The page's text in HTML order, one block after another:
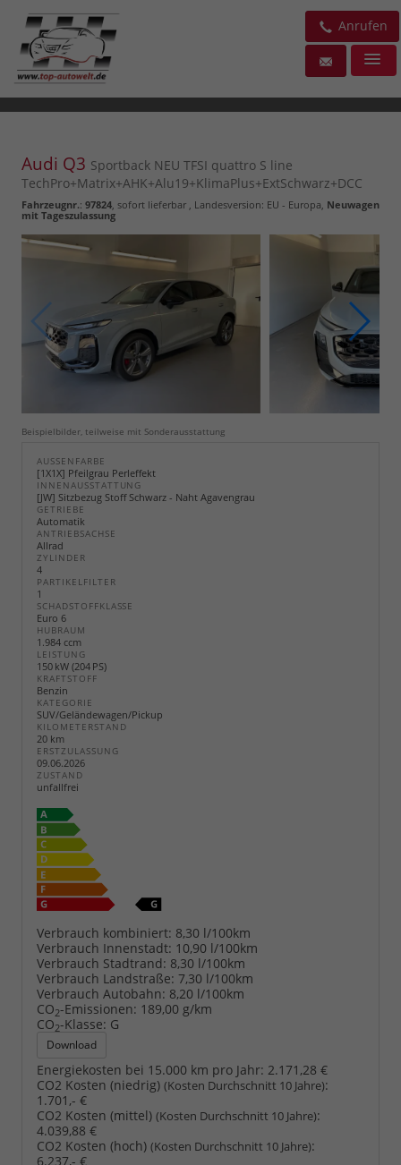
Anrufen
Audi Q3 Sportback NEU TFSI quattro S line
TechPro+Matrix+AHK+Alu19+KlimaPlus+ExtSchwarz+DCC
Fahrzeugnr.: 97824 sofort lieferbar , Landesversion: EU - Europa, Neuwagen
mit Tageszulassung
Beispielbilder, teilweise mit Sonderausstattung
AUSSENFARBE
[1X1X] Pfeilgrau Perleffekt
INNENAUSSTATTUNG
[JW] Sitzbezug Stoff Schwarz - Naht Agavengrau
GETRIEBE
Automatik
ANTRIEBSACHSE
Allrad
ZYLINDER
4
PARTIKELFILTER
1
SCHADSTOFFKLASSE
Euro 6
HUBRAUM
1.984 ccm
LEISTUNG
150 kW (204 PS)
KRAFTSTOFF
Benzin
KATEGORIE
SUV/Geländewagen/Pickup
KILOMETERSTAND
20 km
ERSTZULASSUNG
09.06.2026
ZUSTAND
unfallfrei
Verbrauch kombiniert: 8,30 l/100km
Verbrauch Innenstadt: 10,90 l/100km
Verbrauch Stadtrand: 8,30 l/100km
Verbrauch Landstraße: 7,30 l/100km
Verbrauch Autobahn: 8,20 l/100km
CO2-Emissionen: 189,00 g/km
CO2-Klasse: G
Download
Energiekosten bei 15.000 km pro Jahr: 2.171,28 €
CO2 Kosten (niedrig) (Kosten Durchschnitt 10 Jahre):
1.701,- €
CO2 Kosten (mittel) (Kosten Durchschnitt 10 Jahre):
4.039,88 €
CO2 Kosten (hoch) (Kosten Durchschnitt 10 Jahre):
6.237,- €